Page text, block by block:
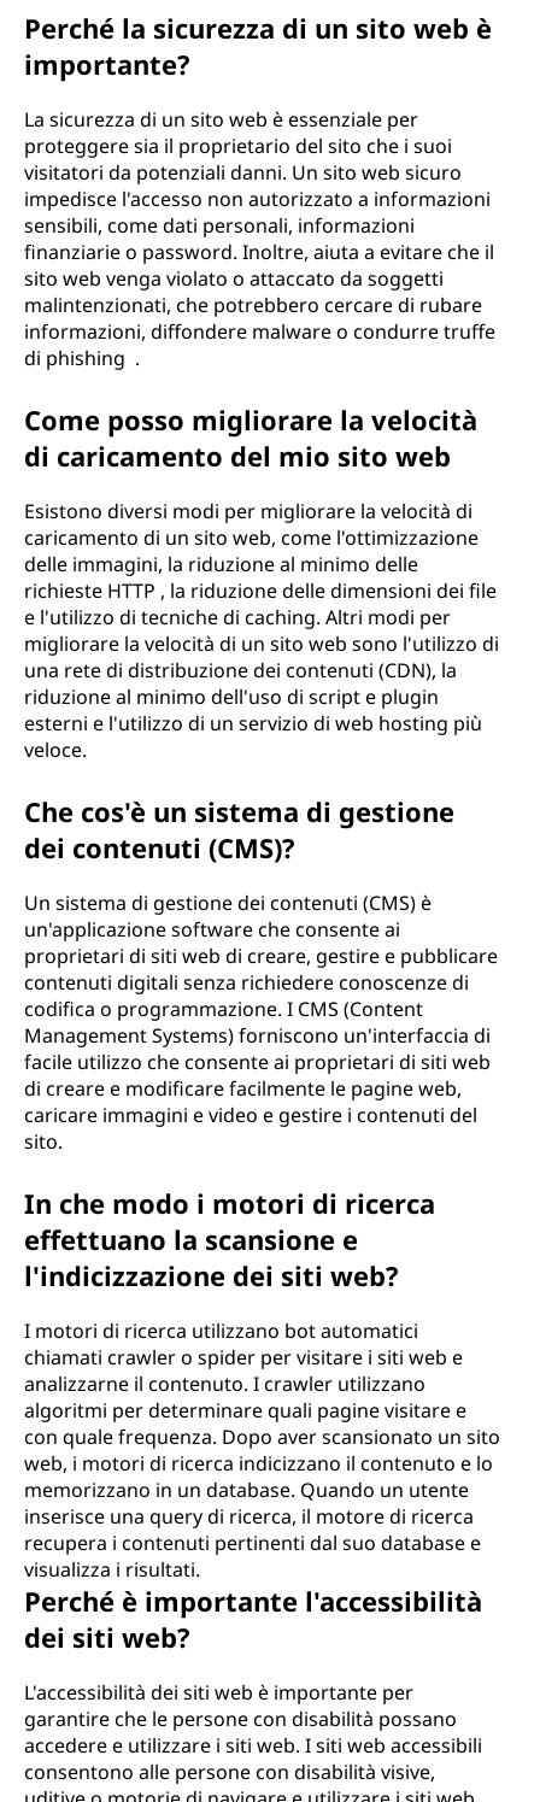
Perché la sicurezza di un sito web è
importante?
La sicurezza di un sito web è essenziale per
proteggere sia il proprietario del sito che i suoi
visitatori da potenziali danni. Un sito web sicuro
impedisce l'accesso non autorizzato a informazioni
sensibili, come dati personali, informazioni
finanziarie o password. Inoltre, aiuta a evitare che il
sito web venga violato o attaccato da soggetti
malintenzionati, che potrebbero cercare di rubare
informazioni, diffondere malware o condurre truffe
di phishing .
Come posso migliorare la velocità
di caricamento del mio sito web
Esistono diversi modi per migliorare la velocità di
caricamento di un sito web, come l'ottimizzazione
delle immagini, la riduzione al minimo delle
richieste HTTP , la riduzione delle dimensioni dei file
e l'utilizzo di tecniche di caching. Altri modi per
migliorare la velocità di un sito web sono l'utilizzo di
una rete di distribuzione dei contenuti (CDN), la
riduzione al minimo dell'uso di script e plugin
esterni e l'utilizzo di un servizio di web hosting più
veloce.
Che cos'è un sistema di gestione
dei contenuti (CMS)?
Un sistema di gestione dei contenuti (CMS) è
un'applicazione software che consente ai
proprietari di siti web di creare, gestire e pubblicare
contenuti digitali senza richiedere conoscenze di
codifica o programmazione. I CMS (Content
Management Systems) forniscono un'interfaccia di
facile utilizzo che consente ai proprietari di siti web
di creare e modificare facilmente le pagine web,
caricare immagini e video e gestire i contenuti del
sito.
In che modo i motori di ricerca
effettuano la scansione e
l'indicizzazione dei siti web?
I motori di ricerca utilizzano bot automatici
chiamati crawler o spider per visitare i siti web e
analizzarne il contenuto. I crawler utilizzano
algoritmi per determinare quali pagine visitare e
con quale frequenza. Dopo aver scansionato un sito
web, i motori di ricerca indicizzano il contenuto e lo
memorizzano in un database. Quando un utente
inserisce una query di ricerca, il motore di ricerca
recupera i contenuti pertinenti dal suo database e
visualizza i risultati.
Perché è importante l'accessibilità
dei siti web?
L'accessibilità dei siti web è importante per
garantire che le persone con disabilità possano
accedere e utilizzare i siti web. I siti web accessibili
consentono alle persone con disabilità visive,